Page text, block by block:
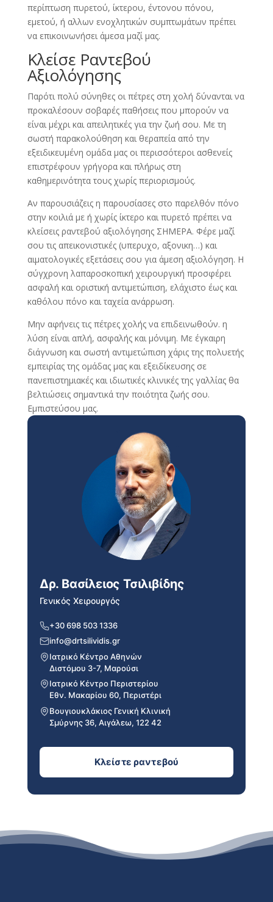
περίπτωση πυρετού, ίκτερου, έντονου πόνου,
εμετού, ή αλλων ενοχλητικών συμπτωμάτων πρέπει
να επικοινωνήσει άμεσα μαζί μας.
Κλείσε Ραντεβού
Αξιολόγησης
Παρότι πολύ σύνηθες οι πέτρες στη χολή δύνανται να
προκαλέσουν σοβαρές παθήσεις που μπορούν να
είναι μέχρι και απειλητικές για την ζωή σου. Με τη
σωστή παρακολούθηση και θεραπεία από την
εξειδικευμένη ομάδα μας οι περισσότεροι ασθενείς
επιστρέφουν γρήγορα και πλήρως στη
καθημερινότητα τους χωρίς περιορισμούς.
Αν παρουσιάζεις η παρουσίασες στο παρελθόν πόνο
στην κοιλιά με ή χωρίς ίκτερο και πυρετό πρέπει να
κλείσεις ραντεβού αξιολόγησης ΣΗΜΕΡΑ. Φέρε μαζί
σου τις απεικονιστικές (υπερυχο, αξονικη…) και
αιματολογικές εξετάσεις σου για άμεση αξιολόγηση. Η
σύγχρονη λαπαροσκοπική χειρουργική προσφέρει
ασφαλή και οριστική αντιμετώπιση, ελάχιστο έως και
καθόλου πόνο και ταχεία ανάρρωση.
Μην αφήνεις τις πέτρες χολής να επιδεινωθούν. η
λύση είναι απλή, ασφαλής και μόνιμη. Με έγκαιρη
διάγνωση και σωστή αντιμετώπιση χάρις της πολυετής
εμπειρίας της ομάδας μας και εξειδίκευσης σε
πανεπιστημιακές και ιδιωτικές κλινικές της γαλλίας θα
βελτιώσεις σημαντικά την ποιότητα ζωής σου.
Εμπιστεύσου μας.
Δρ. Βασίλειος Τσιλιβίδης
Γενικός Χειρουργός
+30 698 503 1336
info@drtsilividis.gr
Ιατρικό Κέντρο Αθηνών
Διστόμου 3-7, Μαρούσι
Ιατρικό Κέντρο Περιστερίου
Εθν. Μακαρίου 60, Περιστέρι
Βουγιουκλάκιος Γενική Κλινική
Σμύρνης 36, Αιγάλεω, 122 42
Κλείστε ραντεβού